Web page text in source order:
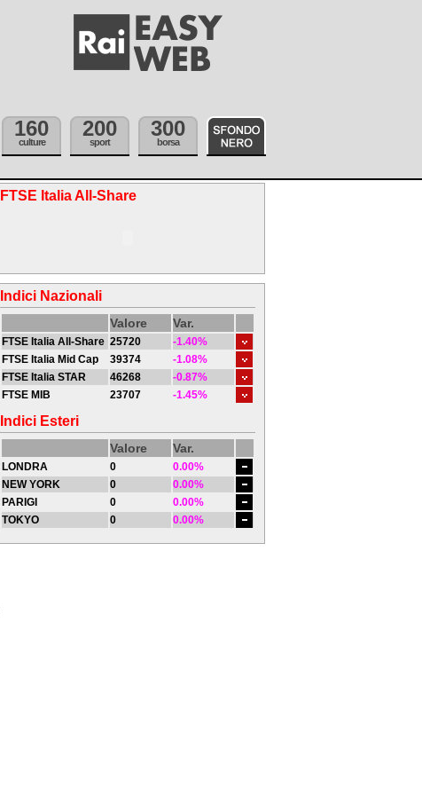
160
culture
200
sport
300
borsa
FTSE Italia All-Share
Indici Nazionali
Valore Var.
FTSE Italia All-Share 25720
-1.40%
FTSE Italia Mid Cap
39374
-1.08%
FTSE Italia STAR
46268
-0.87%
FTSE MIB
23707 -1.45%
Indici Esteri
Valore Var.
LONDRA 0
0.00%
NEW YORK
0
0.00%
PARIGI
0
0.00%
TOKYO
0 0.00%